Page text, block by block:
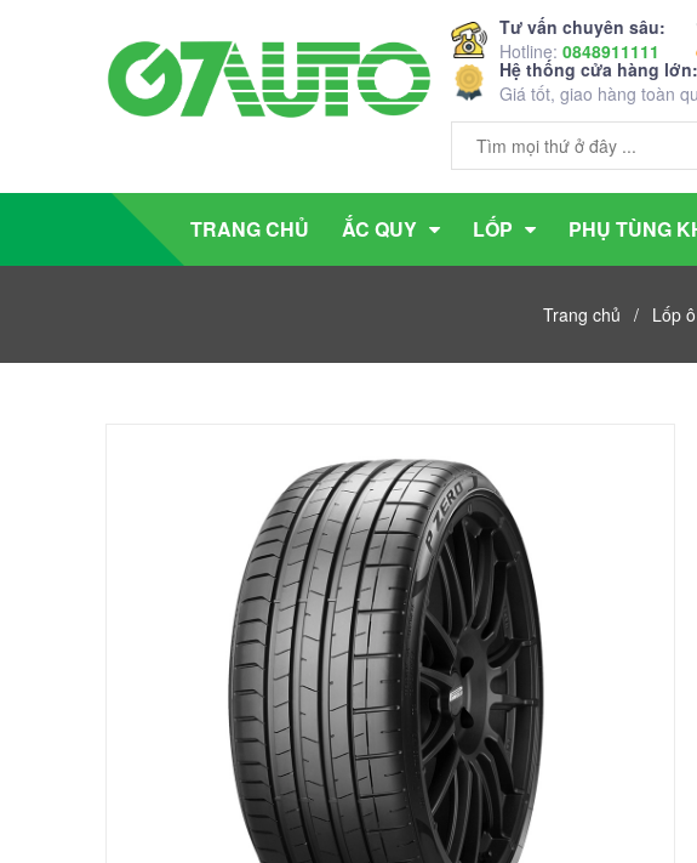
Tư vấn chuyên sâu:
Hotline: 0848911111
Hệ thống cửa hàng lớn:
Giá tốt, giao hàng toàn
TRANG CHỦ ẮC QUY LỐP PHỤ TÙNG
Trang chủ / Lốp